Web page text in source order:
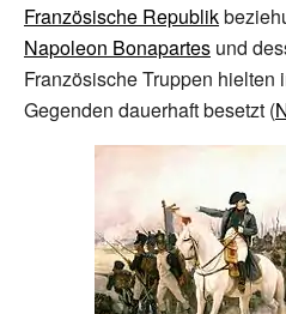
Französische Republik
Napoleon Bonapartes und
Französische Truppen hielten
Gegenden dauerhaft besetzt (